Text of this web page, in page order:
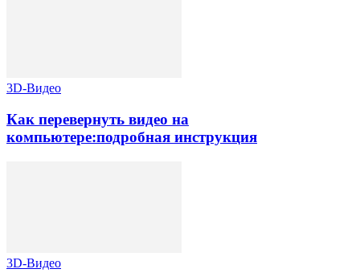
3D-Видео
Как перевернуть видео на
компьютере:подробная инструкция
3D-Видео